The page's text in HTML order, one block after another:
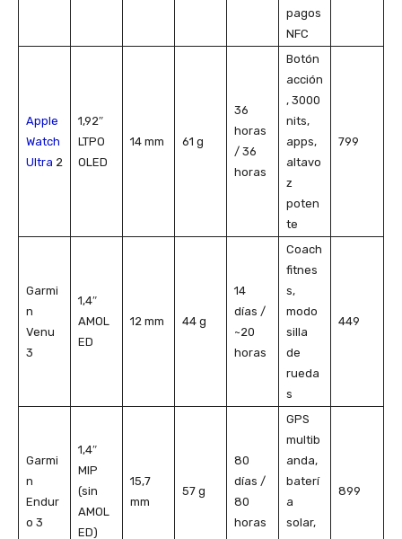
pagos
NFC
Apple
Watch
Ultra 2
1,92″
LTPO
OLED
14 mm 61 g
36
horas
/ 36
horas
Botón
acción
, 3000
nits,
apps,
altavo
z
poten
te
799
Garmi
n
Venu
3
1,4″
AMOL
ED
12 mm 44 g
14
días /
~20
horas
Coach
fitnes
s,
modo
silla
de
rueda
s
449
Garmi
n
Endur
o 3
1,4″
MIP
(sin
AMOL
ED)
15,7
mm
57 g
80
días /
80
horas
GPS
multib
anda,
baterí
a
solar,
899